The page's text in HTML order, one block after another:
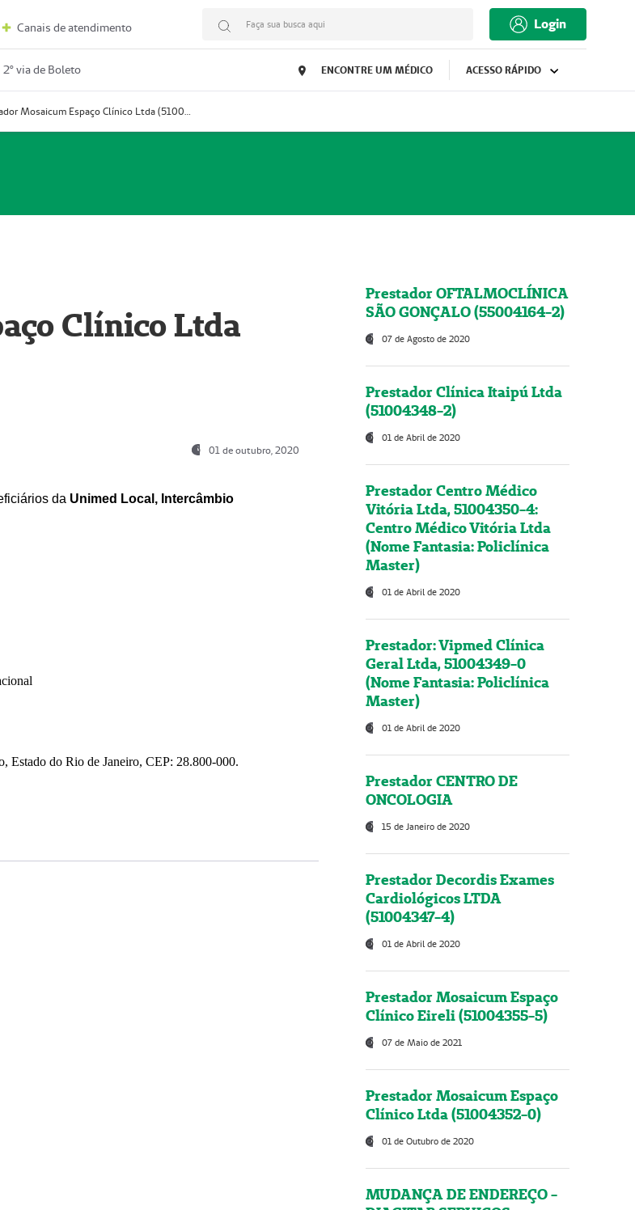
Canais de atendimento Faça sua busca aqui Login
2º via de Boleto ENCONTRE UM MÉDICO ACESSO RÁPIDO
Prestador Mosaicum Espaço Clínico Ltda (51004352-0)
Clínico Ltda
01 de outubro, 2020
da Unimed Local, Intercâmbio
Estado do Rio de Janeiro, CEP: 28.800-000.
Prestador OFTALMOCLÍNICA
SÃO GONÇALO (55004164-2)
07 de Agosto de 2020
Prestador Clínica Itaipú Ltda
(51004348-2)
01 de Abril de 2020
Prestador Centro Médico
Vitória Ltda, 51004350-4:
Centro Médico Vitória Ltda
(Nome Fantasia: Policlínica
Master)
01 de Abril de 2020
Prestador: Vipmed Clínica
Geral Ltda, 51004349-0
(Nome Fantasia: Policlínica
Master)
01 de Abril de 2020
Prestador CENTRO DE
ONCOLOGIA
15 de Janeiro de 2020
Prestador Decordis Exames
Cardiológicos LTDA
(51004347-4)
01 de Abril de 2020
Prestador Mosaicum Espaço
Clínico Eireli (51004355-5)
07 de Maio de 2021
Prestador Mosaicum Espaço
Clínico Ltda (51004352-0)
01 de Outubro de 2020
MUDANÇA DE ENDEREÇO -